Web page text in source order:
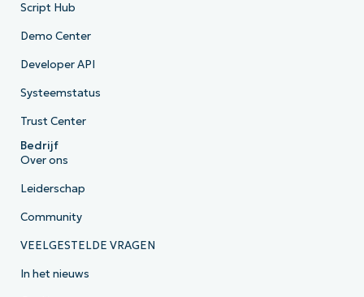
Script Hub
Demo Center
Developer API
Systeemstatus
Trust Center
Bedrijf
Over ons
Leiderschap
Community
VEELGESTELDE VRAGEN
In het nieuws